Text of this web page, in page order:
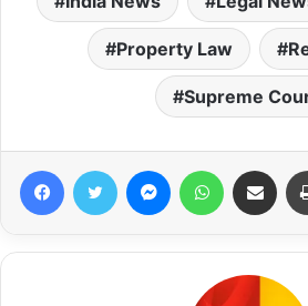
Property Law
Supreme
FacebookTwitter MessengerWhatsAppShare via